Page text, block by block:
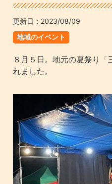
更新日： 2023/08/09
地域のイベント
８月５日。地元の夏祭り
れました。